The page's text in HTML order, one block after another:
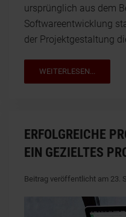
ursprünglich aus dem
Softwareentwicklung
der Projektgestaltung
WEITERLESEN...
ERFOLGREICHE
EIN GEZIELTES
Beitrag veröffentlicht am 23.